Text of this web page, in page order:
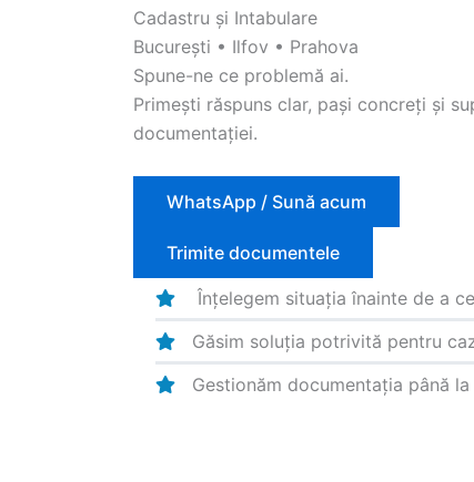
Cadastru și Intabulare
București • Ilfov • Prahova
Spune-ne ce problemă ai.
Primești răspuns clar, pași concreți și
documentației.
WhatsApp / Sună acum
Trimite documentele
Înțelegem situația înainte de a
Găsim soluția potrivită pentru
Gestionăm documentația până